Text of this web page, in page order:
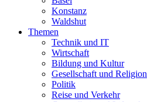
Konstanz
Waldshut
Themen
Technik und IT
Wirtschaft
Bildung und Kultur
Gesellschaft und Religion
Politik
Reise und Verkehr